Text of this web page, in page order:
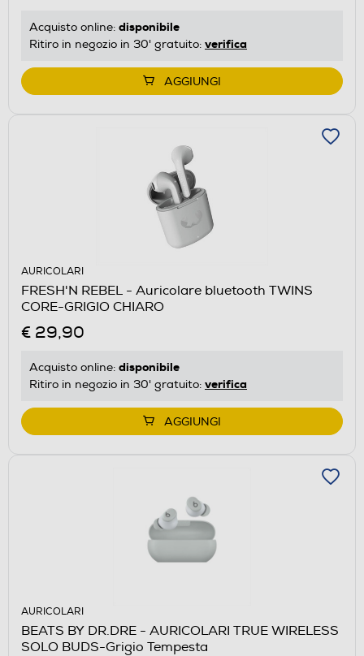
Acquisto online: disponibile
Ritiro in negozio in 30' gratuito: verifica
AGGIUNGI
AURICOLARI
FRESH'N REBEL - Auricolare bluetooth TWINS
CORE-GRIGIO CHIARO
€ 29,90
Acquisto online: disponibile
Ritiro in negozio in 30' gratuito: verifica
AGGIUNGI
AURICOLARI
BEATS BY DR.DRE - AURICOLARI TRUE WIRELESS
SOLO BUDS-Grigio Tempesta